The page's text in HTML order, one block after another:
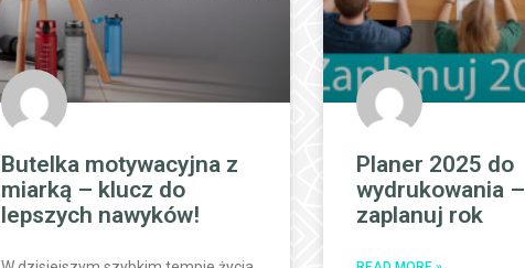
Butelka motywacyjna z
miarką – klucz do
lepszych nawyków!
Planer 2025 do
wydrukowania –
zaplanuj rok